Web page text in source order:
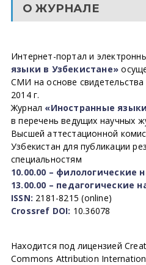
О ЖУРНАЛЕ
Интернет-портал и
языки в Узбекистане»
СМИ на основе
2014 г.
Журнал «Иностранные
в перечень ведущих научных
Высшей аттестационной
Узбекистан для публикации
специальностям
10.00.00 – филологические
13.00.00 – педагогические
ISSN: 2181-8215 (online)
Crossref DOI: 10.36078
Находится под лицензией
Commons Attribution